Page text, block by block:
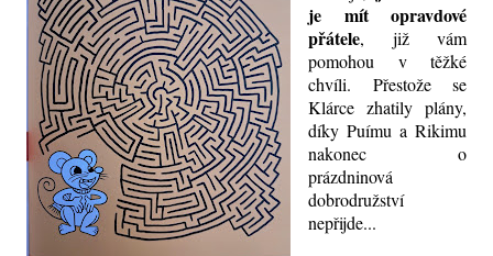
je mít opravdové
přátele, již vám
pomohou v těžké
chvíli. Přestože se
Klárce zhatily plány,
díky Puímu a Rikimu
nakonec o
prázdninová
dobrodružství
nepřijde...